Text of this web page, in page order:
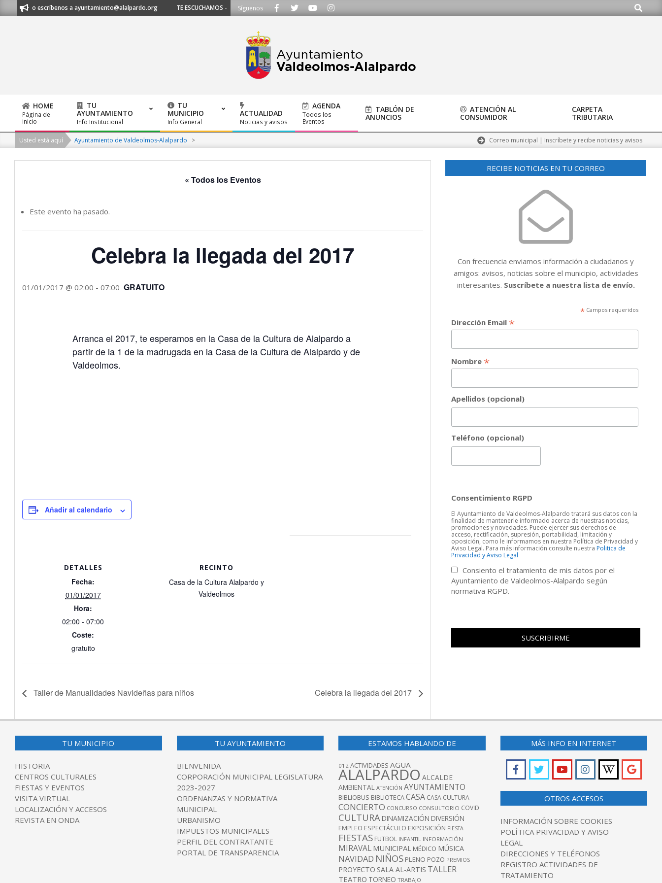
to
21 53 o escríbenos a ayuntamiento@alalpardo.org TE ESCUCHAMOS - Llámanos al 91 620 21 53 o escríbenos a ayuntamiento@alalpardo.org
Síguenos Buscar
Primary
Navigation
Menu
HOME
Página de
inicio
TU
AYUNTAMIENTO
Info Institucional
TU
MUNICIPIO
Info General
ACTUALIDAD
Noticias y avisos
AGENDA
Todos los
Eventos
TABLÓN DE
ANUNCIOS
ATENCIÓN AL
CONSUMIDOR
CARPETA
TRIBUTARIA
Usted está aquí Ayuntamiento de Valdeolmos-Alalpardo > Correo municipal | Inscríbete y recibe noticias y avisos
« Todos los Eventos
Este evento ha pasado.
Celebra la llegada del 2017
01/01/2017 @ 02:00 - 07:00 GRATUITO
Arranca el 2017, te esperamos en la Casa de la Cultura de Alalpardo a
partir de la 1 de la madrugada en la Casa de la Cultura de Alalpardo y de
Valdeolmos.
Añadir al calendario
DETALLES
Fecha:
01/01/2017
Hora:
02:00 - 07:00
Coste:
gratuito
RECINTO
Casa de la Cultura Alalpardo y
Valdeolmos
Taller de Manualidades Navideñas para niños Celebra la llegada del 2017
29
POR: AYUNTAMIENTO DE VALDEOLMOS-ALALPARDO FECHA: 29 DICIEMBRE 2016
RECIBE NOTICIAS EN TU CORREO
Con frecuencia enviamos información a ciudadanos y
amigos: avisos, noticias sobre el municipio, actividades
interesantes. Suscríbete a nuestra lista de envío.
* Campos requeridos
Dirección Email *
Nombre *
Apellidos (opcional)
Teléfono (opcional)
Consentimiento RGPD
El Ayuntamiento de Valdeolmos-Alalpardo tratará sus datos con la
finalidad de mantenerle informado acerca de nuestras noticias,
promociones y novedades. Puede ejercer sus derechos de
acceso, rectificación, supresión, portabilidad, limitación y
oposición, como le informamos en nuestra Política de Privacidad y
Aviso Legal. Para más información consulte nuestraPolitica de
Privacidad y Aviso Legal
Consiento el tratamiento de mis datos por el
Ayuntamiento de Valdeolmos-Alalpardo según
normativa RGPD.
TU MUNICIPIO
HISTORIA
CENTROS CULTURALES
FIESTAS Y EVENTOS
VISITA VIRTUAL
LOCALIZACIÓN Y ACCESOS
REVISTA EN ONDA
TU AYUNTAMIENTO
BIENVENIDA
CORPORACIÓN MUNICIPAL LEGISLATURA
2023-2027
ORDENANZAS Y NORMATIVA
MUNICIPAL
URBANISMO
IMPUESTOS MUNICIPALES
PERFIL DEL CONTRATANTE
PORTAL DE TRANSPARENCIA
ESTAMOS HABLANDO DE
012 ACTIVIDADES AGUA
ALALPARDO ALCALDE
AMBIENTAL ATENCIÓN AYUNTAMIENTO
BIBLIOBUS BIBLIOTECACASA CASA CULTURA
CONCIERTO CONCURSO CONSULTORIO COVID
CULTURA DINAMIZACIÓN DIVERSIÓN
EMPLEO ESPECTÁCULO EXPOSICIÓN FIESTA
FIESTAS FUTBOL INFANTIL INFORMACIÓN
MIRAVAL MUNICIPAL MÉDICO MÚSICA
NAVIDAD NIÑOS PLENO POZO PREMIOS
PROYECTO SALA AL-ARTIS TALLER
TEATRO TORNEO TRABAJO
MÁS INFO EN INTERNET
OTROS ACCESOS
INFORMACIÓN SOBRE COOKIES
POLÍTICA PRIVACIDAD Y AVISO
LEGAL
DIRECCIONES Y TELÉFONOS
REGISTRO ACTIVIDADES DE
TRATAMIENTO